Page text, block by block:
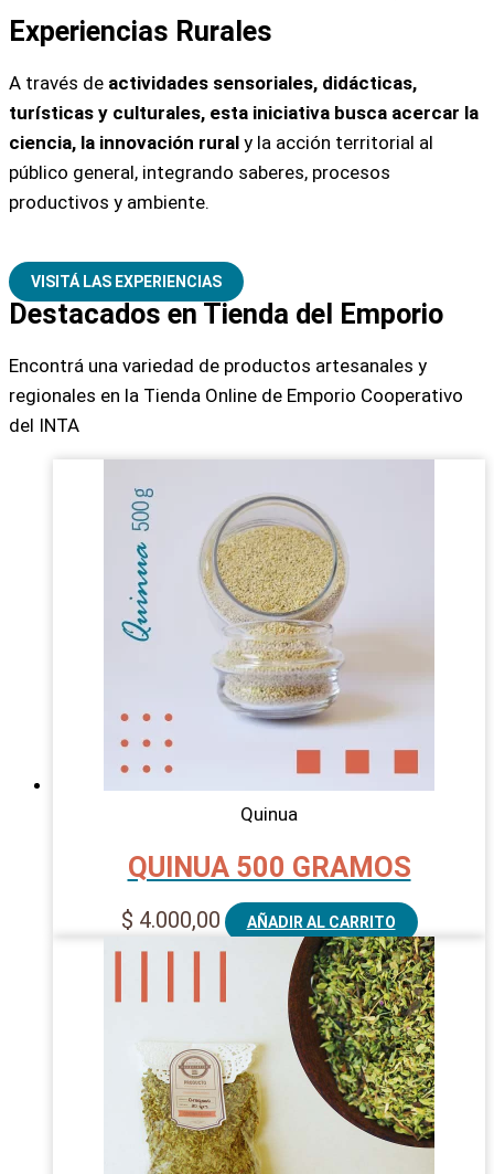
Experiencias Rurales
A través de actividades sensoriales, didácticas,
turísticas y culturales, esta iniciativa busca acercar la
ciencia, la innovación rural y la acción territorial al
público general, integrando saberes, procesos
productivos y ambiente.
VISITÁ LAS EXPERIENCIAS
Destacados en Tienda del Emporio
Encontrá una variedad de productos artesanales y
regionales en la Tienda Online de Emporio Cooperativo
del INTA
Quinua
QUINUA 500 GRAMOS
$ 4.000,00 AÑADIR AL CARRITO